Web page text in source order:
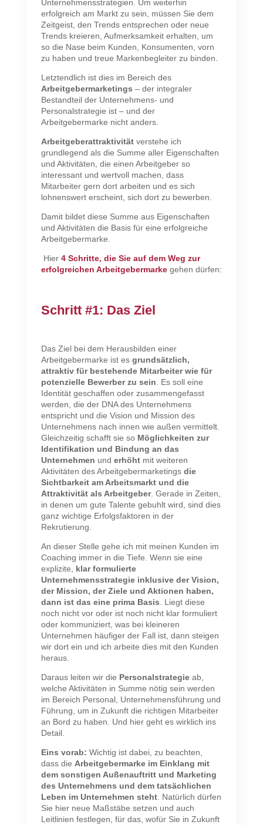
Unternehmensstrategien. Um weiterhin
erfolgreich am Markt zu sein, müssen Sie dem
Zeitgeist, den Trends entsprechen oder neue
Trends kreieren, Aufmerksamkeit erhalten, um
so die Nase beim Kunden, Konsumenten, vorn
zu haben und treue Markenbegleiter zu binden.
Letztendlich ist dies im Bereich des
Arbeitgebermarketings – der integraler
Bestandteil der Unternehmens- und
Personalstrategie ist – und der
Arbeitgebermarke nicht anders.
Arbeitgeberattraktivitätverstehe ich
grundlegend als die Summe aller Eigenschaften
und Aktivitäten, die einen Arbeitgeber so
interessant und wertvoll machen, dass
Mitarbeiter gern dort arbeiten und es sich
lohnenswert erscheint, sich dort zu bewerben.
Damit bildet diese Summe aus Eigenschaften
und Aktivitäten die Basis für eine erfolgreiche
Arbeitgebermarke.
Hier4 Schritte, die Sie auf dem Weg zur
erfolgreichen Arbeitgebermarkegehen dürfen:
Schritt #1: Das Ziel
Das Ziel bei dem Herausbilden einer
Arbeitgebermarke ist es grundsätzlich,
attraktiv für bestehende Mitarbeiter wie für
potenzielle Bewerber zu sein . Es soll eine
Identität geschaffen oder zusammengefasst
werden, die der DNA des Unternehmens
entspricht und die Vision und Mission des
Unternehmens nach innen wie außen vermittelt.
Gleichzeitig schafft sie so Möglichkeiten zur
Identifikation und Bindung an das
Unternehmen und erhöhtmit weiteren
Aktivitäten des Arbeitgebermarketings die
Sichtbarkeit am Arbeitsmarkt und die
Attraktivität als Arbeitgeber. Gerade in Zeiten,
in denen um gute Talente gebuhlt wird, sind dies
ganz wichtige Erfolgsfaktoren in der
Rekrutierung.
An dieser Stelle gehe ich mit meinen Kunden im
Coaching immer in die Tiefe. Wenn sie eine
explizite, klar formulierte
Unternehmensstrategie inklusive der Vision,
der Mission, der Ziele und Aktionen haben,
dann ist das eine prima Basis . Liegt diese
noch nicht vor oder ist noch nicht klar formuliert
oder kommuniziert, was bei kleineren
Unternehmen häufiger der Fall ist, dann steigen
wir dort ein und ich arbeite dies mit den Kunden
heraus.
Daraus leiten wir die Personalstrategieab,
welche Aktivitäten in Summe nötig sein werden
im Bereich Personal, Unternehmensführung und
Führung, um in Zukunft die richtigen Mitarbeiter
an Bord zu haben. Und hier geht es wirklich ins
Detail.
Eins vorab: Wichtig ist dabei, zu beachten,
dass die Arbeitgebermarke im Einklang mit
dem sonstigen Außenauftritt und Marketing
des Unternehmens und dem tatsächlichen
Leben im Unternehmen steht. Natürlich dürfen
Sie hier neue Maßstäbe setzen und auch
Leitlinien festlegen, für das, wofür Sie in Zukunft